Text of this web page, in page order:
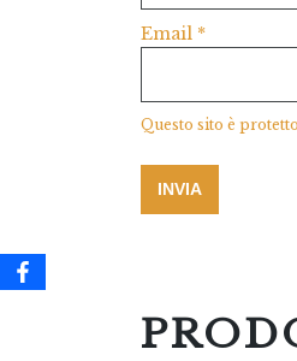
Email *
Questo sito è